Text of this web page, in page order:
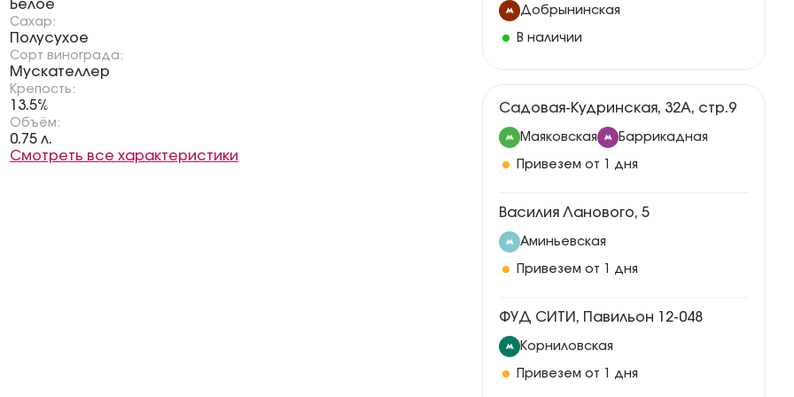
Белое
Сахар:
Полусухое
Сорт винограда:
Мускателлер
Крепость:
13.5%
Объём:
0.75 л.
Смотреть все характеристики
Добрынинская
В наличии
Садовая-Кудринская, 32А, стр.9
Маяковская Баррикадная
Привезем от 1 дня
Василия Ланового, 5
Аминьевская
Привезем от 1 дня
ФУД СИТИ, Павильон 12-048
Корниловская
Привезем от 1 дня